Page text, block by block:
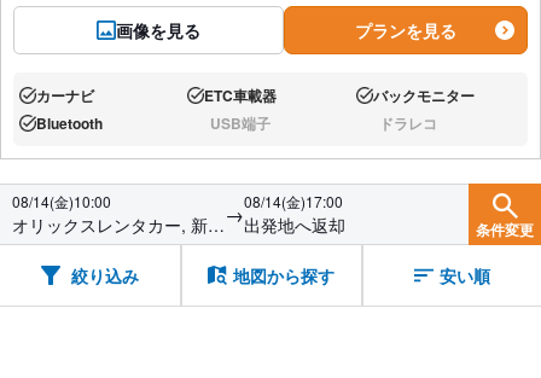
画像を見る プランを見る
あり:カーナビ あり:ETC車載器 あり:バックモニター
あり:Bluetooth なし:USB端子 なし:ドラレコ
08/14(金)10:00
オリックスレンタカー, 新高
岡駅前店
→08/14(金)17:00
出発地へ返却 条件変更
絞り込み 地図から探す 安い順